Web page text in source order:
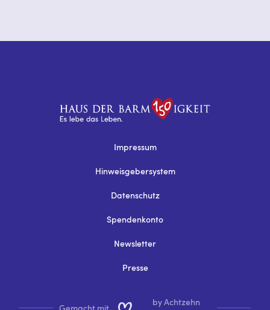
Impressum
Hinweisgebersystem
Datenschutz
Spendenkonto
Newsletter
Presse
Gemacht mit
by Achtzehn